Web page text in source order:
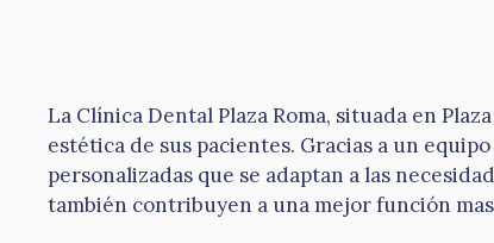
La Clínica Dental Plaza Roma, situada en
estética de sus pacientes. Gracias a un
personalizadas que se adaptan a las
también contribuyen a una mejor función